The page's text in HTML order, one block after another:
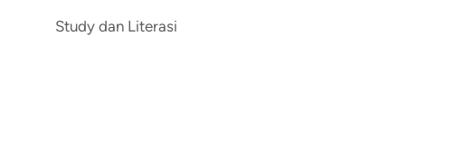
Study dan Literasi